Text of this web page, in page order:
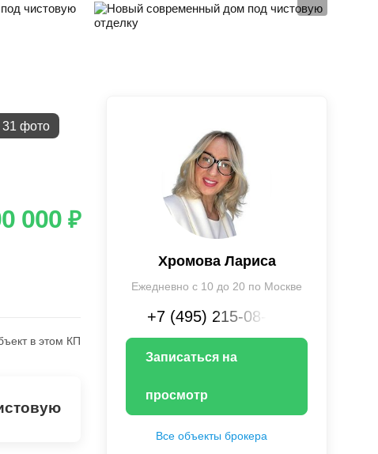
31 фото
000 ₽
в этом КП
Хромова Лариса
Ежедневно с 10 до 20 по Москве
+7 (495) 215-08-XX
Записаться на
просмотр
Все объекты брокера